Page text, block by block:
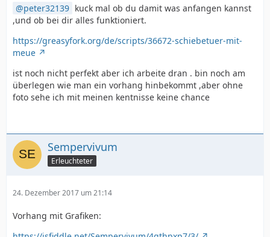
}
peter32139 kuck mal ob du damit was anfangen kannst
,und ob bei dir alles funktioniert.
https://greasyfork.org/de/scripts/36672-schiebetuer-mit-
meue
ist noch nicht perfekt aber ich arbeite dran . bin noch am
überlegen wie man ein vorhang hinbekommt ,aber ohne
foto sehe ich mit meinen kentnisse keine chance
Sempervivum
Erleuchteter
24. Dezember 2017 um 21:14
Vorhang mit Grafiken: